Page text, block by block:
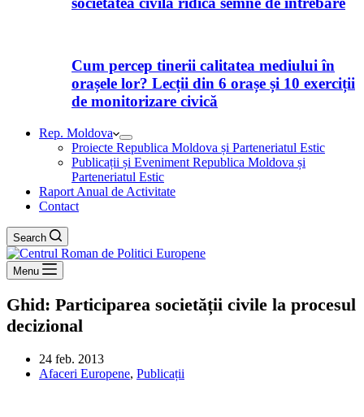
Cum percep tinerii calitatea mediului în
orașele lor? Lecții din 6 orașe și 10 exerciții
de monitorizare civică
Rep. Moldova
Proiecte Republica Moldova și Parteneriatul Estic
Publicații și Eveniment Republica Moldova și
Parteneriatul Estic
Raport Anual de Activitate
Contact
Search
Menu
Ghid: Participarea societății civile la procesul
decizional
24 feb. 2013
Afaceri Europene, Publicații